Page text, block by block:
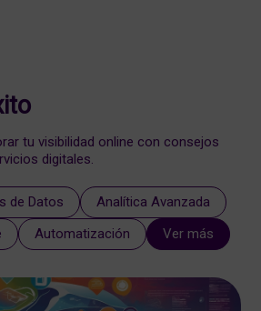
tu visibilidad online con consejos
digitales.
de Datos
Analítica Avanzada
Automatización Ver más